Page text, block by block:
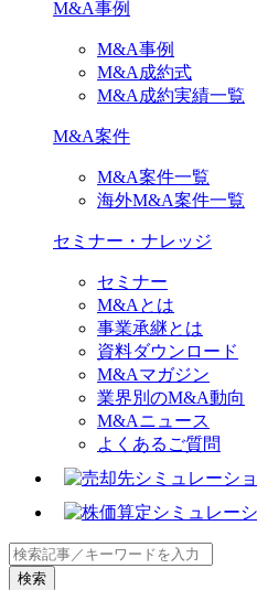
M&A事例
M&A事例
M&A成約式
M&A成約実績一覧
M&A案件
M&A案件一覧
海外M&A案件一覧
セミナー・ナレッジ
セミナー
M&Aとは
事業承継とは
資料ダウンロード
M&Aマガジン
業界別のM&A動向
M&Aニュース
よくあるご質問